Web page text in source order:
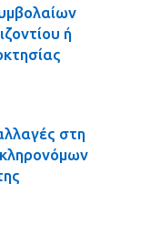
ή
στη